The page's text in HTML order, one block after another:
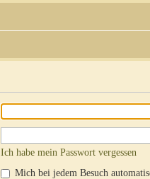
Ich habe mein Passwort vergessen
Mich bei jedem Besuch